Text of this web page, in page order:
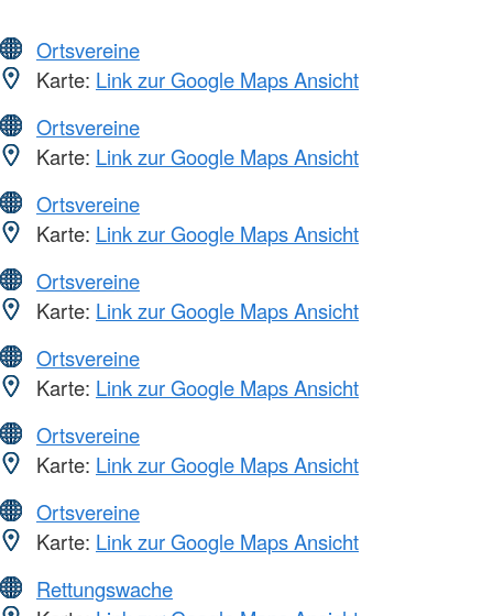
Ortsvereine
Karte: Link zur Google Maps Ansicht
Ortsvereine
Karte: Link zur Google Maps Ansicht
Ortsvereine
Karte: Link zur Google Maps Ansicht
Ortsvereine
Karte: Link zur Google Maps Ansicht
Ortsvereine
Karte: Link zur Google Maps Ansicht
Ortsvereine
Karte: Link zur Google Maps Ansicht
Ortsvereine
Karte: Link zur Google Maps Ansicht
Rettungswache